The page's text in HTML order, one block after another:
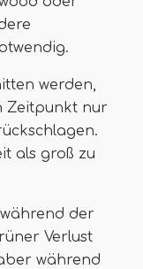
werden,
Zeitpunkt nur
als groß zu
der
Verlust
während